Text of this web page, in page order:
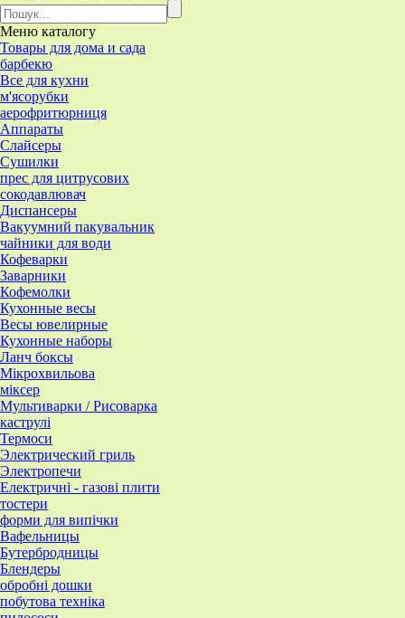
Меню каталогу
Товары для дома и сада
барбекю
Все для кухни
м'ясорубки
аерофритюрниця
Аппараты
Слайсеры
Сушилки
прес для цитрусових
сокодавлювач
Диспансеры
Вакуумний пакувальник
чайники для води
Кофеварки
Заварники
Кофемолки
Кухонные весы
Весы ювелирные
Кухонные наборы
Ланч боксы
Мікрохвильова
міксер
Мультиварки / Рисоварка
каструлі
Термоси
Электрический гриль
Электропечи
Електричні - газові плити
тостери
форми для випічки
Вафельницы
Бутербродницы
Блендеры
обробні дошки
побутова техніка